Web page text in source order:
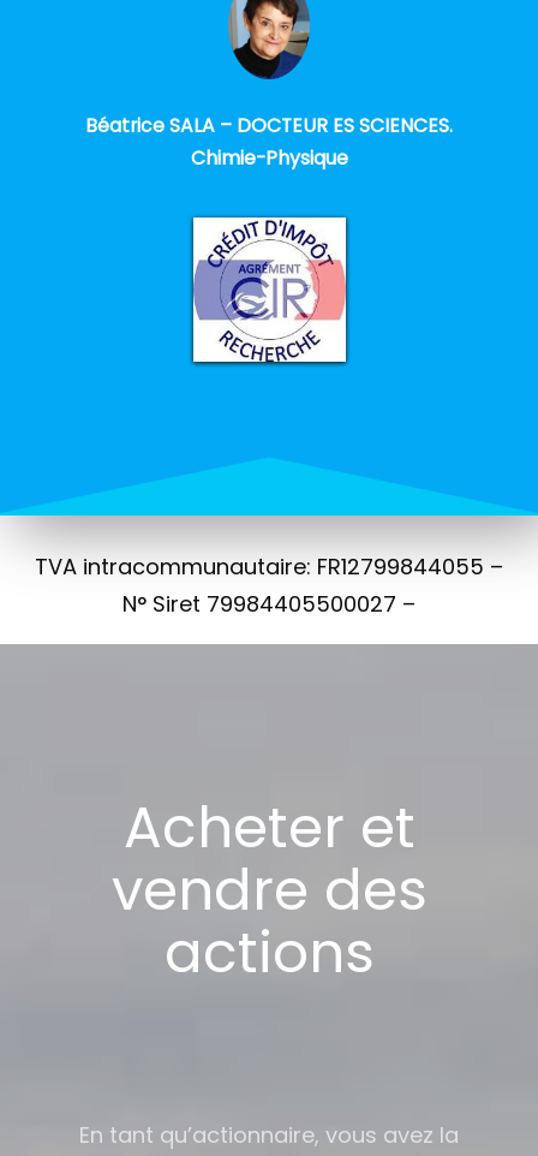
Béatrice SALA – DOCTEUR ES SCIENCES.
Chimie-Physique
TVA intracommunautaire: FR12799844055 –
N° Siret 79984405500027 –
Acheter et
vendre des
actions
En tant qu’actionnaire, vous avez la